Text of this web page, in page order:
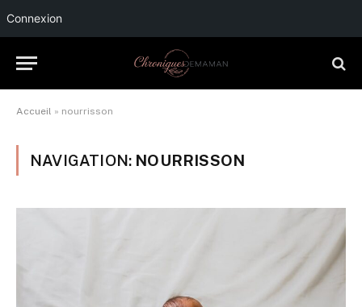
Connexion
Accueil » nourrisson
NAVIGATION: NOURRISSON